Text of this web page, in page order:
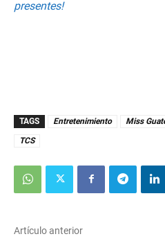
presentes!
TAGS Entretenimiento Miss
TCS
Artículo anterior